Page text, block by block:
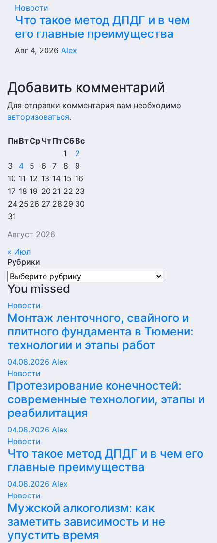
Новости
Что такое метод ДПДГ и в чем
его главные преимущества
Авг 4, 2026 Alex
Добавить комментарий
Для отправки комментария вам необходимо
авторизоваться.
Август 2026
ПнВтСрЧтПтСбВс
1
2
3
4 5 6 7 8
9
10 11 12 13 14 15 16
17 18 19 20 21 22 23
24 25 26 27 28 29 30
31
« Июл
Рубрики
Рубрики
You missed
Новости
Монтаж ленточного, свайного и
плитного фундамента в Тюмени:
технологии и этапы работ
04.08.2026 Alex
Новости
Протезирование конечностей:
современные технологии, этапы и
реабилитация
04.08.2026 Alex
Новости
Что такое метод ДПДГ и в чем его
главные преимущества
04.08.2026 Alex
Новости
Мужской алкоголизм: как
заметить зависимость и не
упустить время